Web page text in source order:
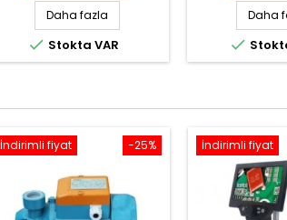
Daha fazla
 Stokta VAR
Daha

-25%
İndirimli fiyat İndirimli fiyat